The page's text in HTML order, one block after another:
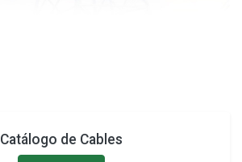
Catálogo de Cables